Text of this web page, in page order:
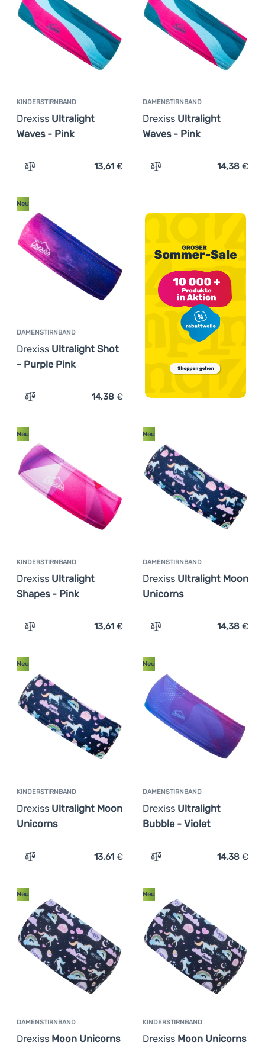
Anmelden /
Registrieren
KINDERSTIRNBAND
Drexiss Ultralight
Waves - Pink
Zum Vergleich 'Kinderstirnband Drexiss Ultralight
13,61 €
DAMENSTIRNBAND
Drexiss Ultralight
Waves - Pink
Zum Vergleich
14,38 €
DAMENSTIRNBAND
Drexiss Ultralight Shot
- Purple Pink
Neu
Zum Vergleich 'Damenstirnband Drexiss Ultralight Shot
14,38 €
KINDERSTIRNBAND
Drexiss Ultralight
Shapes - Pink
Neu
Zum Vergleich 'Kinderstirnband Drexiss Ultralight
13,61 €
DAMENSTIRNBAND
Drexiss Ultralight Moon
Unicorns
Neu
Zum Vergleich
14,38 €
KINDERSTIRNBAND
Drexiss Ultralight Moon
Unicorns
Neu
Zum Vergleich 'Kinderstirnband Drexiss Ultralight
13,61 €
DAMENSTIRNBAND
Drexiss Ultralight
Bubble - Violet
Neu
Zum Vergleich
14,38 €
DAMENSTIRNBAND
Drexiss Moon Unicorns
Neu
KINDERSTIRNBAND
Drexiss Moon Unicorns
Neu